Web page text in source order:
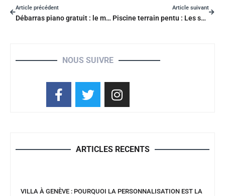
Article précédent
Débarras piano gratuit : le moyen d’obtenir un enlèvement sans frais ?
Article suivant
Piscine terrain pentu : Les solutions techniques pour une installation sécurisée
NOUS SUIVRE
ARTICLES RECENTS
VILLA À GENÈVE : POURQUOI LA PERSONNALISATION EST LA